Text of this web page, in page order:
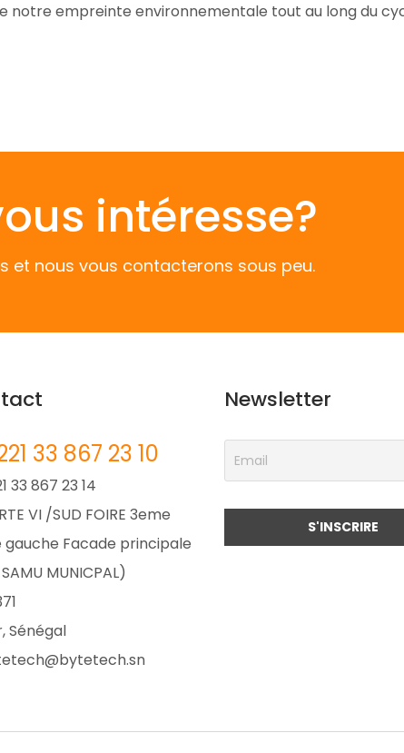
notre empreinte environnementale tout au long du
intéresse?
et nous vous contacterons sous peu.
33 867 23 10
33 867 23 14
VI /SUD FOIRE 3eme
Facade principale
MUNICPAL)
Sénégal
Newsletter